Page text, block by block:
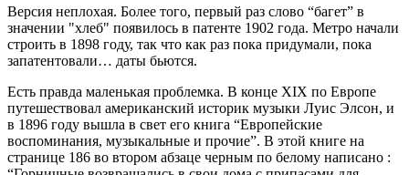
Версия неплохая. Более того, первый раз слово “багет” в
значении "хлеб" появилось в патенте 1902 года. Метро начали
строить в 1898 году, так что как раз пока придумали, пока
запатентовали… даты бьются.
Есть правда маленькая проблемка. В конце XIX по Европе
путешествовал американский историк музыки Луис Элсон, и
в 1896 году вышла в свет его книга “Европейские
воспоминания, музыкальные и прочие”. В этой книге на
странице 186 во втором абзаце черным по белому написано :